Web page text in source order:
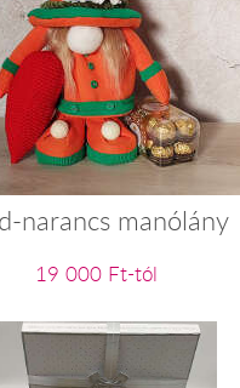
narancs manólány
19 000 Ft-tól